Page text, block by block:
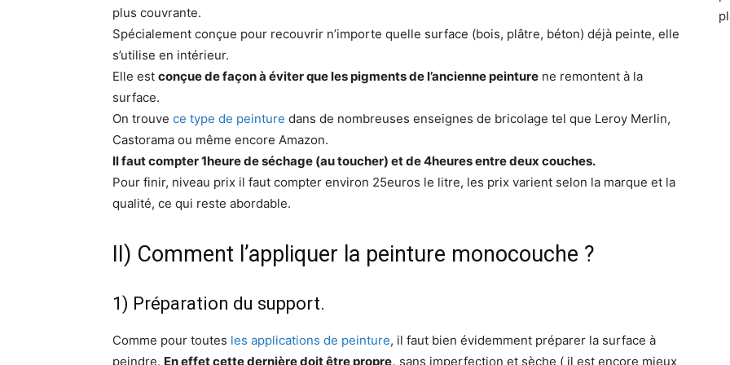
plus couvrante.
Spécialement conçue pour recouvrir n’importe quelle surface (bois, plâtre, béton) déjà peinte, elle
s’utilise en intérieur.
Elle est conçue de façon à éviter que les pigments de l’ancienne peinture ne remontent à la
surface.
On trouve ce type de peinture dans de nombreuses enseignes de bricolage tel que Leroy Merlin,
Castorama ou même encore Amazon.
Il faut compter 1heure de séchage (au toucher) et de 4heures entre deux couches.
Pour finir, niveau prix il faut compter environ 25euros le litre, les prix varient selon la marque et la
qualité, ce qui reste abordable.
II) Comment l’appliquer la peinture monocouche ?
1) Préparation du support.
Comme pour toutes les applications de peinture, il faut bien évidemment préparer la surface à
peindre. En effet cette dernière doit être propre, sans imperfection et sèche ( il est encore mieux